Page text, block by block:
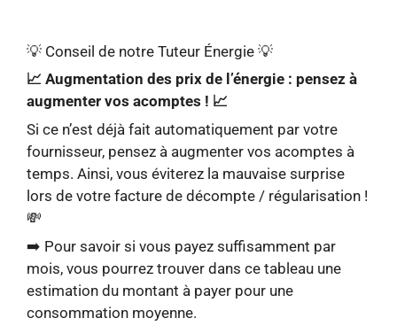
💡 Conseil de notre Tuteur Énergie 💡
📈 Augmentation des prix de l’énergie : pensez à
augmenter vos acomptes ! 📈
Si ce n’est déjà fait automatiquement par votre
fournisseur, pensez à augmenter vos acomptes à
temps. Ainsi, vous éviterez la mauvaise surprise
lors de votre facture de décompte / régularisation !
💸
➡️ Pour savoir si vous payez suffisamment par
mois, vous pourrez trouver dans ce tableau une
estimation du montant à payer pour une
consommation moyenne.